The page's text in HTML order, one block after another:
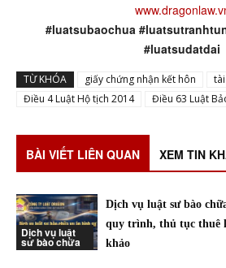
#luatsubaochua
#luatsudatdai
TỪ KHÓA giấy chứng nhận kết hôn
Điều 4 Luật Hộ tịch 2014
Điều 63 Luật
BÀI VIẾT LIÊN QUAN XEM TIN
Dịch vụ luật
sư bào chữa
Dịch vụ luật sư bào
quy trình, thủ tục thuê
khảo